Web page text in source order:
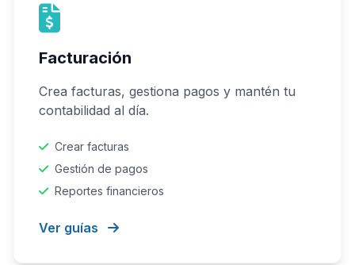
Facturación
Crea facturas, gestiona pagos y mantén tu
contabilidad al día.
Crear facturas
Gestión de pagos
Reportes financieros
Ver guías